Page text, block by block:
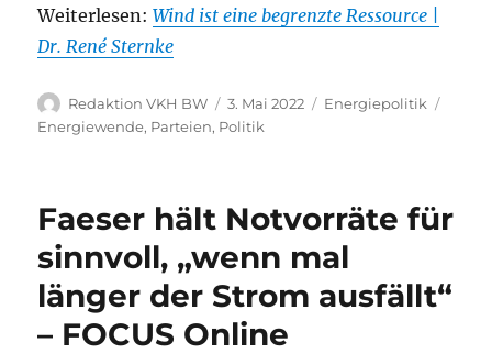
Weiterlesen:Wind ist eine begrenzte Ressource |
Dr. René Sternke
Autor
Redaktion VKH BW
Veröffentlicht
am
3. Mai 2022 Kategorien
Energiepolitik
Energiewende, Parteien, Politik
Faeser hält Notvorräte für
sinnvoll, „wenn mal
länger der Strom ausfällt“
– FOCUS Online